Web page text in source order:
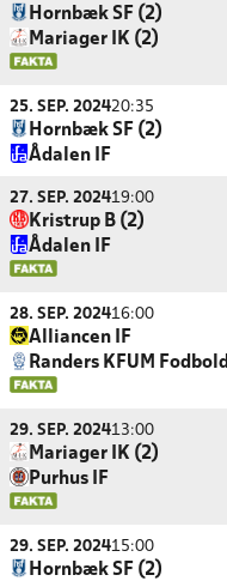
Hornbæk SF (2)
Mariager IK (2)
25. SEP. 202420:35
Hornbæk SF (2)
Ådalen IF
27. SEP. 202419:00
Kristrup B (2)
Ådalen IF
28. SEP. 202416:00
Alliancen IF
Randers KFUM Fodbold
29. SEP. 202413:00
Mariager IK (2)
Purhus IF
29. SEP. 202415:00
Hornbæk SF (2)